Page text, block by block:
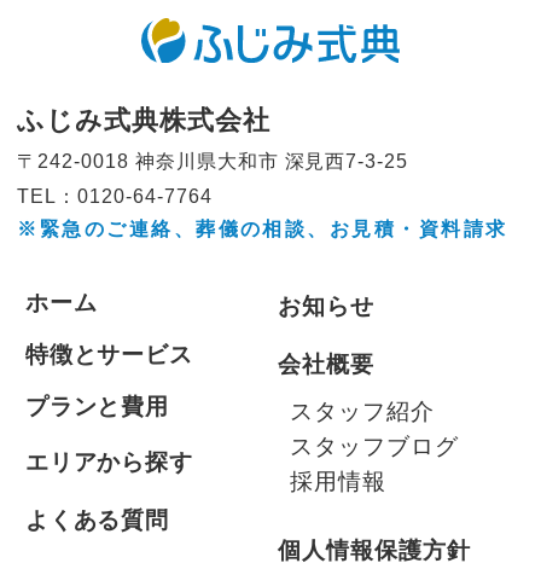
ふじみ式典株式会社
〒242-0018 神奈川県大和市 深見西7-3-25
TEL：0120-64-7764
※緊急のご連絡、葬儀の相談、 お見積・資料請求
ホーム
特徴とサービス
プランと費用
エリアから探す
よくある質問
お知らせ
会社概要
スタッフ紹介
スタッフブログ
採用情報
個人情報保護方針